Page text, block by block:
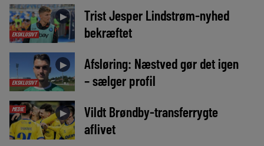
EKSKLUSIVT
►
Trist Jesper Lindstrøm-nyhed
bekræftet
EKSKLUSIVT
►
Afsløring: Næstved gør det igen
– sælger profil
MEDIE ►
Vildt Brøndby-transferrygte
aflivet